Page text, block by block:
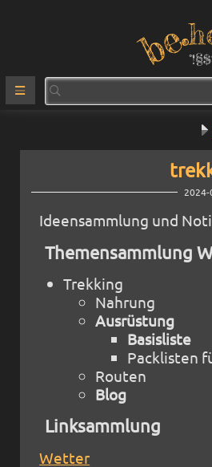
Ideensammlung und
Themensammlung
Trekking
Nahrung
Ausrüstung
Basisliste
Packlisten
Routen
Blog
Linksammlung
Wetter